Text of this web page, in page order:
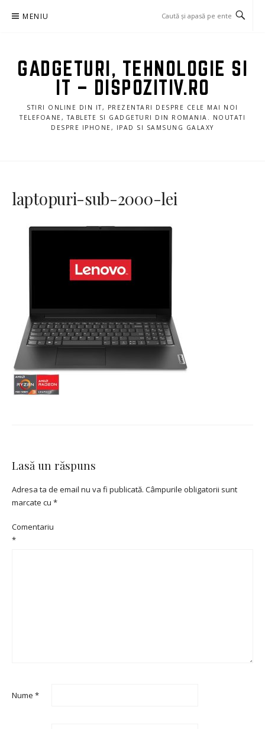
MENIU
GADGETURI, TEHNOLOGIE SI
IT – DISPOZITIV.RO
STIRI ONLINE DIN IT, PREZENTARI DESPRE CELE MAI NOI
TELEFOANE, TABLETE SI GADGETURI DIN ROMANIA. NOUTATI
DESPRE IPHONE, IPAD SI SAMSUNG GALAXY
laptopuri-sub-2000-lei
Lasă un răspuns
Adresa ta de email nu va fi publicată. Câmpurile obligatorii sunt
marcate cu *
Comentariu
*
Nume *